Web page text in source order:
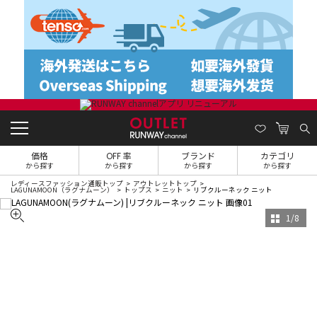
価格
から探す
OFF 率
から探す
ブランド
から探す
カテゴリ
から探す
レディースファッション通販トップ アウトレットトップ
LAGUNAMOON（ラグナムーン） トップス ニット リブクルーネック ニット
1 /8